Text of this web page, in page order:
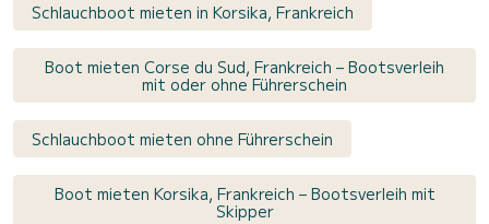
Schlauchboot mieten in Korsika, Frankreich
Boot mieten Corse du Sud, Frankreich – Bootsverleih
mit oder ohne Führerschein
Schlauchboot mieten ohne Führerschein
Boot mieten Korsika, Frankreich – Bootsverleih mit
Skipper